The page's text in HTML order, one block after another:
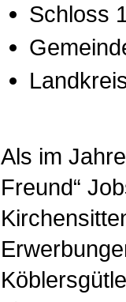
Schloss
Als im
Freund“